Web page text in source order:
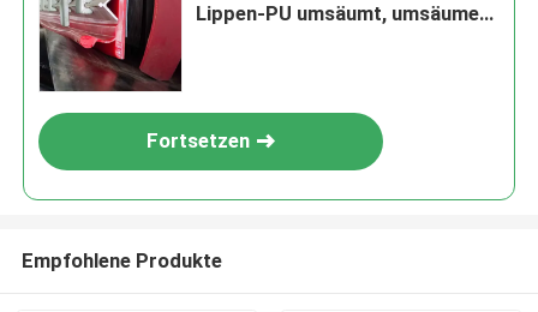
Lippen-PU umsäumt, umsäumen
Fortsetzen
Empfohlene Produkte